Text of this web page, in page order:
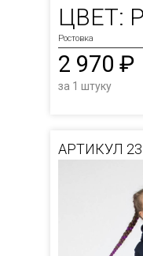
ЦВЕТ:
Ростовка
2 970 ₽
за 1 штуку
АРТИКУЛ